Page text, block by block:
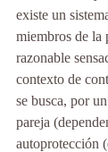
existe un
miembros de la
razonable
contexto de
se busca, por
pareja
autoprotección